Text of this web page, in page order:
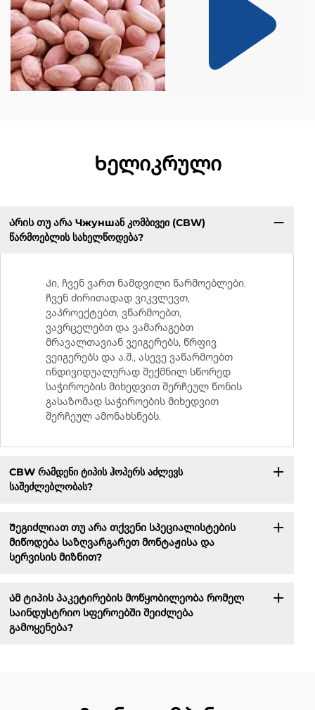
Ხელიკრული
Არის თუ არა Чжуншან კომბივეი (CBW)
წარმოებლის სახელწოდება?
Კი, ჩვენ ვართ ნამდვილი წარმოებლები.
ჩვენ ძირითადად ვიკვლევთ,
ვაპროექტებთ, ვწარმოებთ,
ვავრცელებთ და ვამარაგებთ
მრავალთავიან ვეიგერებს, წრფივ
ვეიგერებს და ა.შ., ასევე ვაწარმოებთ
ინდივიდუალურად შექმნილ სწორედ
საჭიროების მიხედვით შერჩეულ წონის
გასაზომად საჭიროების მიხედვით
შერჩეულ ამონახსნებს.
CBW რამდენი ტიპის ჰოპერს აძლევს
საშეძლებლობას?
Შეგიძლიათ თუ არა თქვენი სპეციალისტების
მიწოდება საზღვარგარეთ მონტაჟისა და
სერვისის მიზნით?
Ამ ტიპის პაკეტირების მოწყობილეობა რომელ
საინდუსტრიო სფეროებში შეიძლება
გამოყენება?